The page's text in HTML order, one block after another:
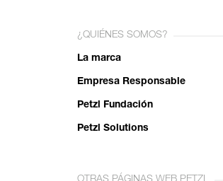
¿QUIÉNES SOMOS?
La marca
Empresa Responsable
Petzl Fundación
Petzl Solutions